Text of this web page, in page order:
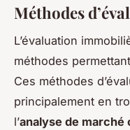
Méthodes
L’évaluation
méthodes
Ces méthodes
principalement en
l’analyse de marché